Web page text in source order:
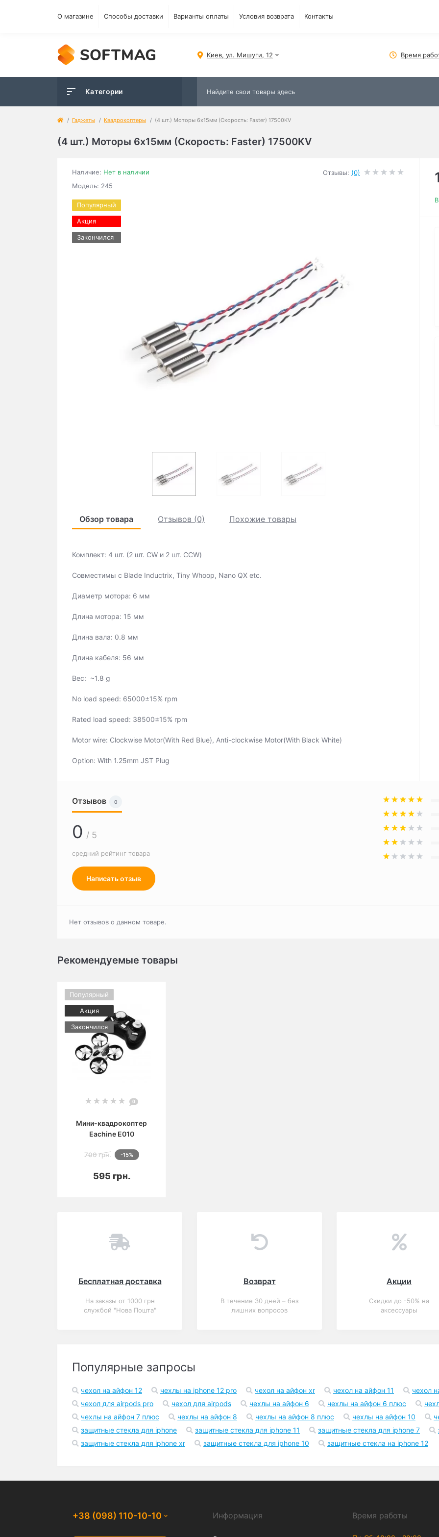
О магазине Способы доставки Варианты оплаты Условия возврата Контакты
Киев, ул. Мишуги, 12 Время
Категории
Гаджеты Квадрокоптеры (4 шт.) Моторы 6x15мм (Скорость: Faster) 17500KV
(4 шт.) Моторы 6x15мм (Скорость: Faster) 17500KV
Наличие: Нет в наличии
Модель: 245
Отзывы: (0)
Популярный
Акция
Закончился
Обзор товара Отзывов (0) Похожие товары
Комплект: 4 шт. (2 шт. CW и 2 шт. CCW)
Совместимы с Blade Inductrix, Tiny Whoop, Nano QX etc.
Диаметр мотора: 6 мм
Длина мотора: 15 мм
Длина вала: 0.8 мм
Длина кабеля: 56 мм
Вес: ~1.8 g
No load speed: 65000±15% rpm
Rated load speed: 38500±15% rpm
Motor wire: Clockwise Motor(With Red Blue), Anti-clockwise Motor(With Black White)
Option: With 1.25mm JST Plug
Отзывов 0
0 / 5
средний рейтинг товара
Написать отзыв
Нет отзывов о данном товаре.
Рекомендуемые товары
Популярный
Акция
Закончился
0
Мини-квадрокоптер
Eachine E010
700 грн. -15%
595 грн.
В корзину
Закончился
6x15мм (Скорость:
Faster) 17500KV
10 грн.
В корзину